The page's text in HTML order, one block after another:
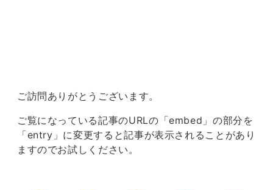
ご訪問ありがとうございます。
ご覧になっている記事のURLの「embed」の部分を
「entry」に変更すると記事が表示されることがあり
ますのでお試しください。